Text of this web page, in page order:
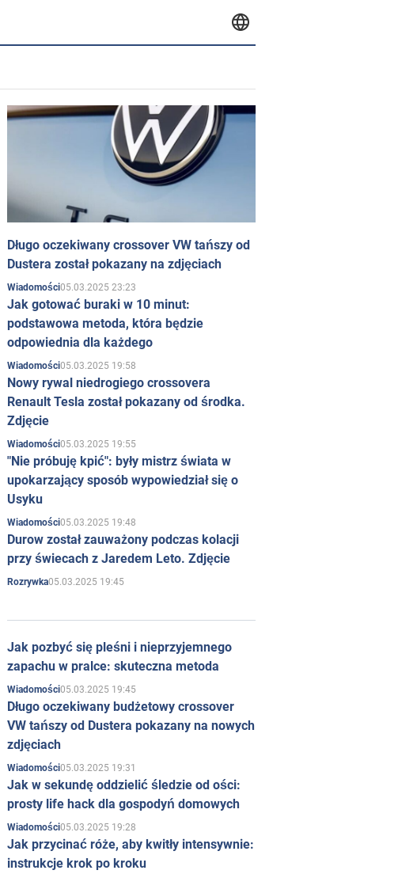
Długo oczekiwany crossover VW tańszy od
Dustera został pokazany na zdjęciach
Wiadomości05.03.2025 23:23
Jak gotować buraki w 10 minut:
podstawowa metoda, która będzie
odpowiednia dla każdego
Wiadomości05.03.2025 19:58
Nowy rywal niedrogiego crossovera
Renault Tesla został pokazany od środka.
Zdjęcie
Wiadomości05.03.2025 19:55
"Nie próbuję kpić": były mistrz świata w
upokarzający sposób wypowiedział się o
Usyku
Wiadomości05.03.2025 19:48
Durow został zauważony podczas kolacji
przy świecach z Jaredem Leto. Zdjęcie
Rozrywka05.03.2025 19:45
Jak pozbyć się pleśni i nieprzyjemnego
zapachu w pralce: skuteczna metoda
Wiadomości05.03.2025 19:45
Długo oczekiwany budżetowy crossover
VW tańszy od Dustera pokazany na nowych
zdjęciach
Wiadomości05.03.2025 19:31
Jak w sekundę oddzielić śledzie od ości:
prosty life hack dla gospodyń domowych
Wiadomości05.03.2025 19:28
Jak przycinać róże, aby kwitły intensywnie:
instrukcje krok po kroku